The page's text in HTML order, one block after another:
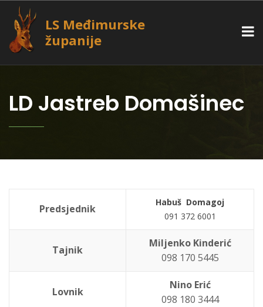
LS Međimurske
županije
LD Jastreb Domašinec
Predsjednik
Habuš Domagoj
091 372 6001
Tajnik
Miljenko Kinderić
098 170 5445
Lovnik
Nino Erić
098 180 3444